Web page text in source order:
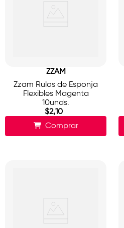
ZZAM
Zzam Rulos de Esponja
Flexibles Magenta
10unds.
$2,10
Comprar